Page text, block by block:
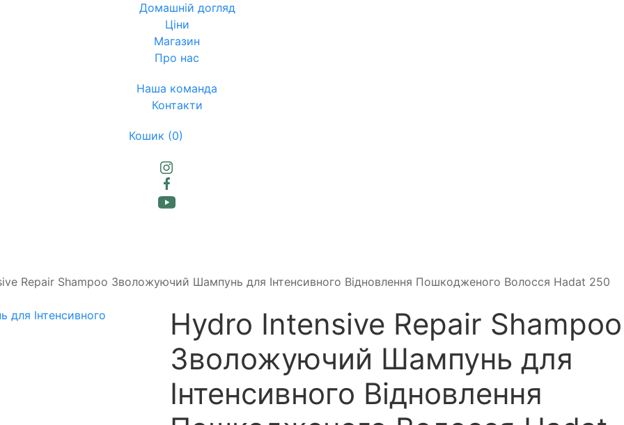
Домашній догляд
Ціни
Магазин
Про нас
Наша команда
Контакти
Кошик (0)
Repair Shampoo Зволожуючий Шампунь для Інтенсивного Відновлення Пошкодженого Волосся Hadat 250
Hydro Intensive Repair Shampoo
Зволожуючий Шампунь для
Інтенсивного Відновлення